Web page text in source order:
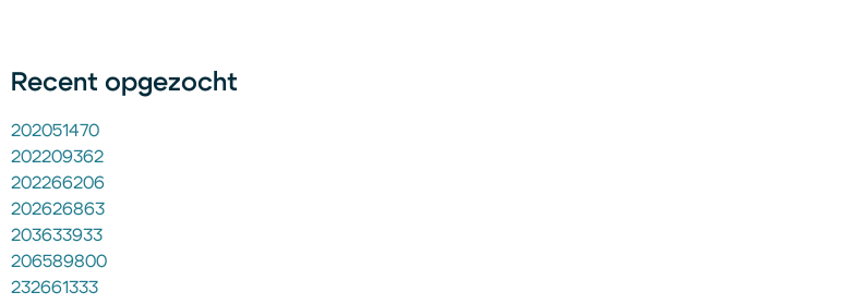
Recent opgezocht
202051470
202209362
202266206
202626863
203633933
206589800
232661333